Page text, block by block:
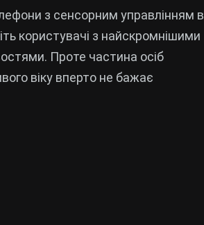
з сенсорним управлінням в
користувачі з найскромнішими
Проте частина осіб
віку вперто не бажає